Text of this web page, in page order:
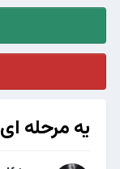
یه مرحله